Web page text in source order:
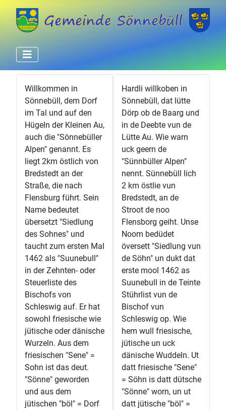
Willkommen in
Sönnebüll, dem Dorf
im Tal und auf den
Hügeln der Kleinen Au,
auch die "Sönnebüller
Alpen" genannt. Es
liegt 2km östlich von
Bredstedt an der
Straße, die nach
Flensburg führt. Sein
Name bedeutet
übersetzt "Siedlung
des Sohnes" und
taucht zum ersten Mal
1462 als "Suunebull"
in der Zehnten- oder
Steuerliste des
Bischofs von
Schleswig auf. Er hat
sowohl friesische wie
jütische oder dänische
Wurzeln. Aus dem
friesischen "Sene" =
Sohn ist das deut.
"Sönne" geworden
und aus dem
jütischen "böl" = Dorf
Hardli willkoben in
Sönnebüll, dat lütte
Dörp ob de Baarg und
in de Deebte vun de
Lütte Au. Wie warn
uck geern de
"Sünnbüller Alpen"
nennt. Sünnebüll lich
2 km östlie vun
Bredstedt, an de
Stroot de noo
Flensborg geiht. Unse
Noom bedüdet
översett "Siedlung vun
de Söhn" un dukt dat
erste mool 1462 as
Suunebull in de Teinte
Stührlist vun de
Bischof vun
Schleswig op. Wie
hem wull friesische,
jütische un uck
dänische Wuddeln. Ut
datt friesische "Sene"
= Söhn is datt dütsche
"Sönne" worn, un ut
datt jütische "böl" =